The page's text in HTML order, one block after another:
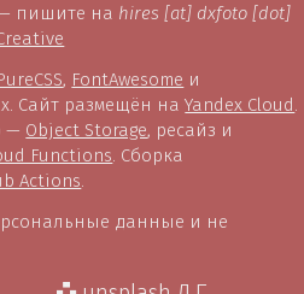
— пишите на hires [at] dxfoto [dot]
, FontAwesome и
Сайт размещён наYandex Cloud.
— Object Storage, ресайз и
Functions. Сборка
Actions.
данные и не